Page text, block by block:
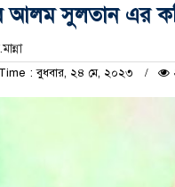
আলম সুলতান এর
: বুধবার, ২৪ মে, ২০২৩